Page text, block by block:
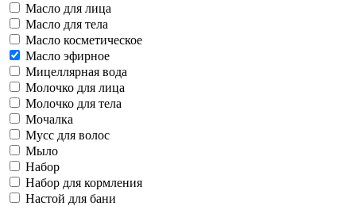
Масло для лица
Масло для тела
Масло косметическое
Масло эфирное
Мицеллярная вода
Молочко для лица
Молочко для тела
Мочалка
Мусс для волос
Мыло
Набор
Набор для кормления
Настой для бани